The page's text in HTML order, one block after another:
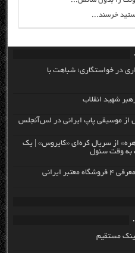
خرسند...
در خواستگاری؛ شباهت با
از موسیقی پاپ ایرانی در لس‌آنجلس
از سریال کره‌ای «کایروس» | یک
به وقت سئول
ایرانی
مستقیم